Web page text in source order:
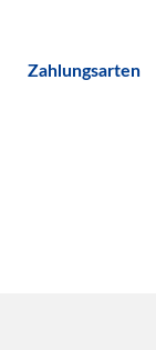
Zahlungsarten